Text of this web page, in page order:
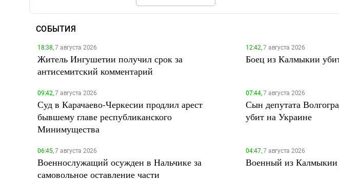
СОБЫТИЯ
18:38,7 августа 2026
Житель Ингушетии получил срок за
антисемитский комментарий
12:42,7 августа 2026
Боец из Калмыкии
09:42,7 августа 2026
Суд в Карачаево-Черкесии продлил арест
бывшему главе республиканского
Минимущества
07:44,7 августа 2026
Сын депутата
убит на Украине
06:45,7 августа 2026
Военнослужащий осужден в Нальчике за
самовольное оставление части
04:47,7 августа 2026
Военный из Калмыкии